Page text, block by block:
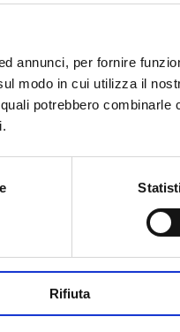
annunci, per fornire
modo in cui utilizza il
potrebbero
Rifiuta